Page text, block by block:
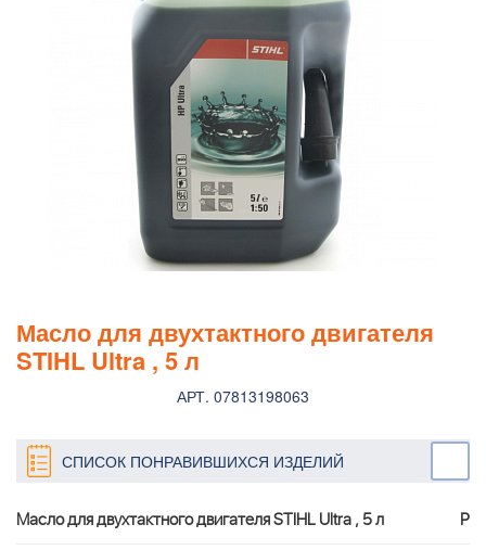
Масло для двухтактного двигателя
STIHL Ultra , 5 л
АРТ. 07813198063
СПИСОК ПОНРАВИВШИХСЯ ИЗДЕЛИЙ
Масло для двухтактного двигателя STIHL Ultra , 5 л
Р